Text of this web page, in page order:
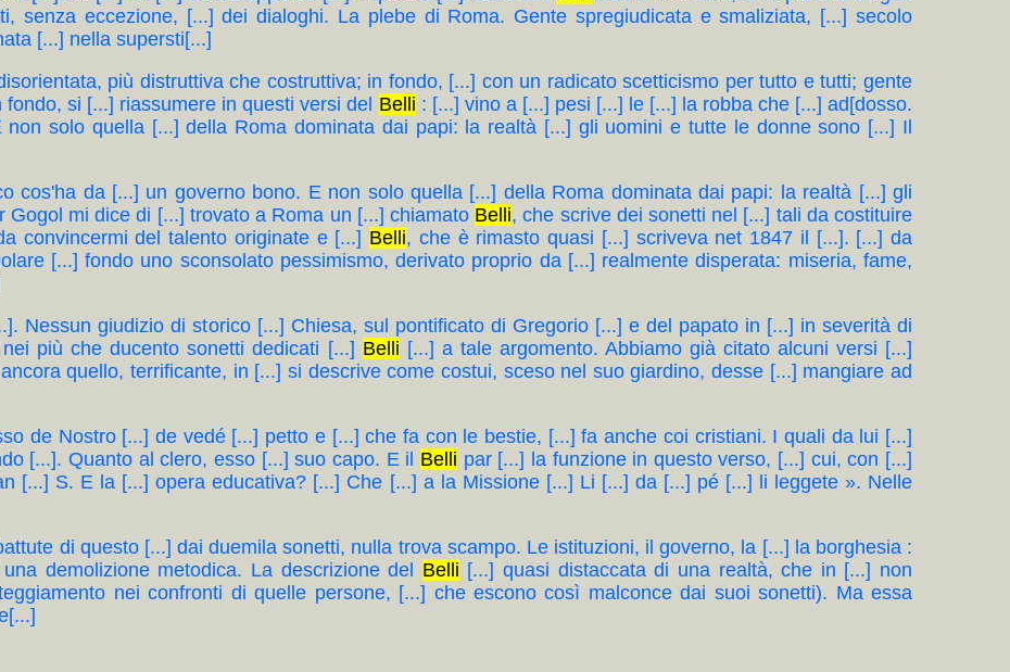
senza eccezione, [...] dei dialoghi. La plebe di Roma. Gente spregiudicata e smaliziata, [...] secolo
[...] nella supersti[...]
più distruttiva che costruttiva; in fondo, [...] con un radicato scetticismo per tutto e tutti; gente
si [...] riassumere in questi versi del Belli : [...] vino a [...] pesi [...] le [...] la robba che [...] ad[dosso.
solo quella [...] della Roma dominata dai papi: la realtà [...] gli uomini e tutte le donne sono [...] Il
cos'ha da [...] un governo bono. E non solo quella [...] della Roma dominata dai papi: la realtà [...] gli
mi dice di [...] trovato a Roma un [...] chiamato Belli, che scrive dei sonetti nel [...] tali da costituire
convincermi del talento originate e [...] Belli, che è rimasto quasi [...] scriveva net 1847 il [...]. [...] da
[...] fondo uno sconsolato pessimismo, derivato proprio da [...] realmente disperata: miseria, fame,
Nessun giudizio di storico [...] Chiesa, sul pontificato di Gregorio [...] e del papato in [...] in severità di
più che ducento sonetti dedicati [...] Belli [...] a tale argomento. Abbiamo già citato alcuni versi [...]
quello, terrificante, in [...] si descrive come costui, sceso nel suo giardino, desse [...] mangiare ad
de Nostro [...] de vedé [...] petto e [...] che fa con le bestie, [...] fa anche coi cristiani. I quali da lui [...]
[...]. Quanto al clero, esso [...] suo capo. E il Belli par [...] la funzione in questo verso, [...] cui, con [...]
[...] S. E la [...] opera educativa? [...] Che [...] a la Missione [...] Li [...] da [...] pé [...] li leggete ». Nelle
di questo [...] dai duemila sonetti, nulla trova scampo. Le istituzioni, il governo, la [...] la borghesia :
demolizione metodica. La descrizione del Belli [...] quasi distaccata di una realtà, che in [...] non
nei confronti di quelle persone, [...] che escono così malconce dai suoi sonetti). Ma essa